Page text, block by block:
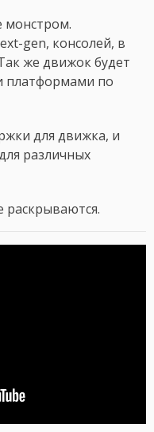
монстром.
gen, консолей, в
же движок будет
платформами по
для движка, и
различных
раскрываются.